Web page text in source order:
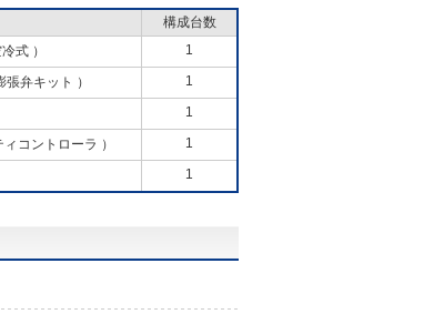
構成台数
式 ） 1
弁キット ） 1
1
コントローラ ） 1
1